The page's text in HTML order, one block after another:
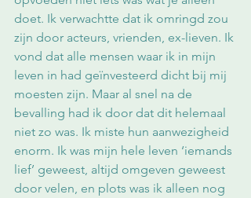
doet. Ik verwachtte dat ik omringd zou
zijn door acteurs, vrienden, ex-lieven. Ik
vond dat alle mensen waar ik in mijn
leven in had geïnvesteerd dicht bij mij
moesten zijn. Maar al snel na de
bevalling had ik door dat dit helemaal
niet zo was. Ik miste hun aanwezigheid
enorm. Ik was mijn hele leven ‘iemands
lief’ geweest, altijd omgeven geweest
door velen, en plots was ik alleen nog